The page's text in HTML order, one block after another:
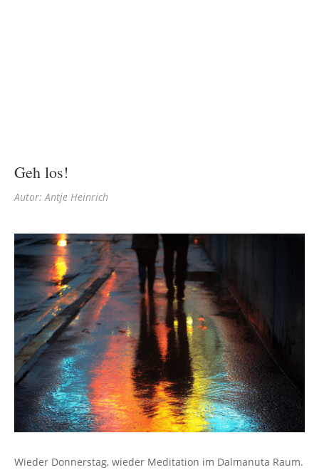
Geh los!
Autor: Antje Heinrich
Wieder Donnerstag, wieder Meditation im Dalmanuta Raum.